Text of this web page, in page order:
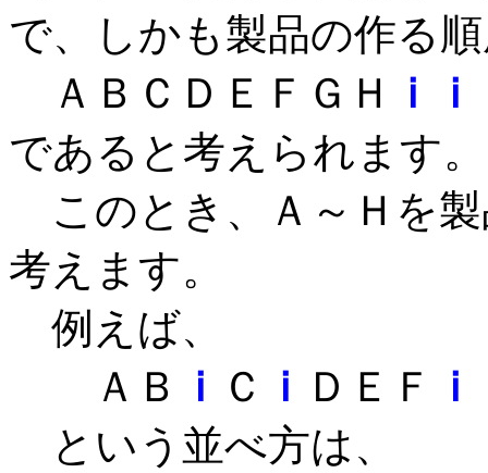
で、しかも製品の作る
ＡＢＣＤＥＦＧＨ
ｉ
であると考えられます。
このとき、Ａ～Ｈを製
考えます。
例えば、
ＡＢ
ｉ Ｃ ｉ ＤＥＦ
という並べ方は、